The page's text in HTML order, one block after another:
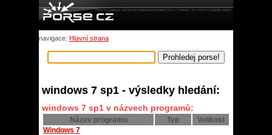
navigace: Hlavní strana
windows 7 sp1 - výsledky hledání:
windows 7 sp1 v názvech programů:
Název programu Typ
Velikost
Windows 7